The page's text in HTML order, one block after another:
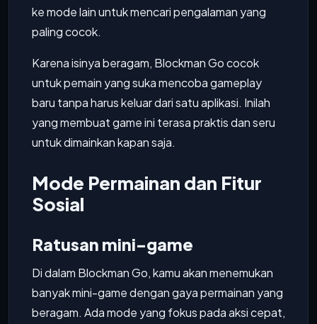
ke mode lain untuk mencari pengalaman yang
paling cocok.
Karena isinya beragam, Blockman Go cocok
untuk pemain yang suka mencoba gameplay
baru tanpa harus keluar dari satu aplikasi. Inilah
yang membuat game ini terasa praktis dan seru
untuk dimainkan kapan saja.
Mode Permainan dan Fitur
Sosial
Ratusan mini-game
Di dalam Blockman Go, kamu akan menemukan
banyak mini-game dengan gaya permainan yang
beragam. Ada mode yang fokus pada aksi cepat,